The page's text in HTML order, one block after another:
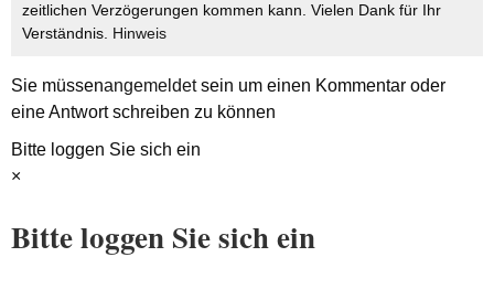
zeitlichen Verzögerungen kommen kann. Vielen Dank für Ihr
Verständnis. Hinweis
Sie müssenangemeldetsein um einen Kommentar oder
eine Antwort schreiben zu können
Bitte loggen Sie sich ein
×
Bitte loggen Sie sich ein